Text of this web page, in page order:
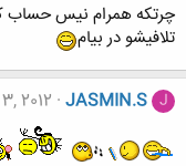
چرتکه همرام نیس حساب
تلافیشو در بیام
J
JASMIN.S
2012